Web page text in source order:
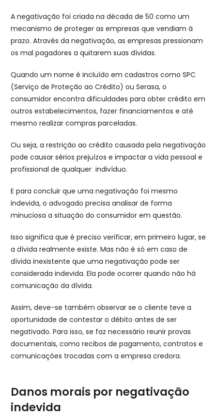
A negativação foi criada na década de 50 como um
mecanismo de proteger as empresas que vendiam à
prazo. Através da negativação, as empresas pressionam
os mal pagadores a quitarem suas dívidas.
Quando um nome é incluído em cadastros como SPC
(Serviço de Proteção ao Crédito) ou Serasa, o
consumidor encontra dificuldades para obter crédito em
outros estabelecimentos, fazer financiamentos e até
mesmo realizar compras parceladas.
Ou seja, a restrição ao crédito causada pela negativação
pode causar sérios prejuízos e impactar a vida pessoal e
profissional de qualquer indivíduo.
E para concluir que uma negativação foi mesmo
indevida, o advogado precisa analisar de forma
minuciosa a situação do consumidor em questão.
Isso significa que é preciso verificar, em primeiro lugar, se
a dívida realmente existe. Mas não é só em caso de
dívida inexistente que uma negativação pode ser
considerada indevida. Ela pode ocorrer quando não há
comunicação da dívida.
Assim, deve-se também observar se o cliente teve a
oportunidade de contestar o débito antes de ser
negativado. Para isso, se faz necessário reunir provas
documentais, como recibos de pagamento, contratos e
comunicações trocadas com a empresa credora.
Danos morais por negativação
indevida